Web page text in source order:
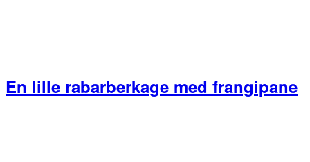
En lille rabarberkage med frangipane